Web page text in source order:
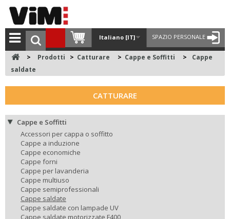
SPAZIO PERSONALE
Italiano [IT]
> Prodotti > Catturare > Cappe e Soffitti >
Cappe
saldate
CATTURARE
Cappe e Soffitti
Accessori per cappa o soffitto
Cappe a induzione
Cappe economiche
Cappe forni
Cappe per lavanderia
Cappe multiuso
Cappe semiprofessionali
Cappe saldate
Cappe saldate con lampade UV
Cappe saldate motorizzate F400